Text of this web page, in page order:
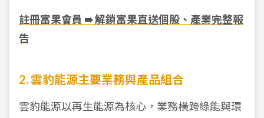
註冊富果會員 ➠ 解鎖富果直送個股、產業完整報
告
2. 雲豹能源主要業務與產品組合
雲豹能源以再生能源為核心，業務橫跨綠能與環